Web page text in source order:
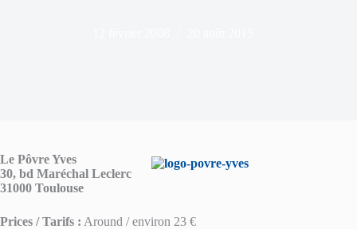
Le Pôvre Yves
30, bd Maréchal Leclerc
31000 Toulouse
Prices / Tarifs : Around / environ 23 €